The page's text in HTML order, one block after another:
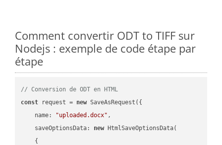
Comment convertir ODT to TIFF sur
Nodejs : exemple de code étape par
étape
// Conversion de ODT en HTML
const request = new SaveAsRequest({
name: "uploaded.docx" ,
saveOptionsData: new HtmlSaveOptionsData(
    {